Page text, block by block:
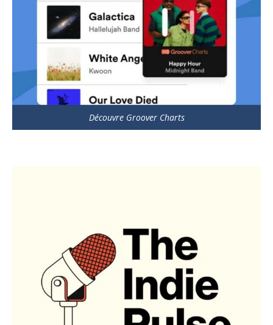
Découvre Groover Charts